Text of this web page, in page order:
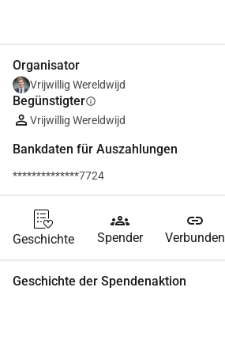
Organisator
Vrijwillig Wereldwijd
Begünstigterinfo
Vrijwillig Wereldwijd
Bankdaten für Auszahlungen
**************7724
Geschichte
groups
Spender
link
Verbunden
Geschichte der Spendenaktion